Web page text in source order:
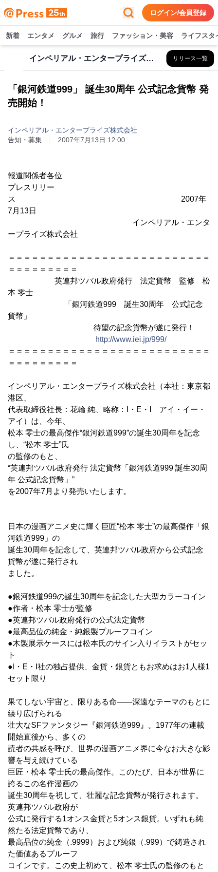
ログイン/会員登録
新着 エンタメ グルメ 旅行 ファッション・美容 ライフスタ
インペリアル・エンタープライズ株式会社 リリース一覧
「銀河鉄道999」 誕生30周年 公式記念貨幣 発
売開始！
インペリアル・エンタープライズ株式会社
告知・募集
2007年7月13日 12:00
報道関係者各位
プレスリリー
ス 2007年
7月13日
インペリアル・エンタ
ープライズ株式会社
＝＝＝＝＝＝＝＝＝＝＝＝＝＝＝＝＝＝＝＝＝＝＝＝＝＝
＝＝＝＝＝＝＝＝＝
英連邦ツバル政府発行 法定貨幣 監修 松
本 零士
「銀河鉄道999 誕生30周年 公式記念
貨幣」
待望の記念貨幣が遂に発行！
http://www.iei.jp/999/
＝＝＝＝＝＝＝＝＝＝＝＝＝＝＝＝＝＝＝＝＝＝＝＝＝＝
＝＝＝＝＝＝＝＝＝
インペリアル・エンタープライズ株式会社（本社：東京都
港区、
代表取締役社長：花輪 純、略称：I・E・I アイ・イー・
アイ）は、今年、
松本 零士の最高傑作“銀河鉄道999”の誕生30周年を記念
し、“松本 零士”氏
の監修のもと、
“英連邦ツバル政府発行 法定貨幣「銀河鉄道999 誕生30周
年 公式記念貨幣」”
を2007年7月より発売いたします。
日本の漫画アニメ史に輝く巨匠“松本 零士”の最高傑作「銀
河鉄道999」の
誕生30周年を記念して、英連邦ツバル政府から公式記念
貨幣が遂に発行され
ました。
●銀河鉄道999の誕生30周年を記念した大型カラーコイン
●作者・松本 零士が監修
●英連邦ツバル政府発行の公式法定貨幣
●最高品位の純金・純銀製プルーフコイン
●木製展示ケースには松本氏のサイン入りイラストがセッ
ト
●I・E・I社の独占提供、金貨・銀貨ともお求めはお1人様1
セット限り
果てしない宇宙と、限りある命――深遠なテーマのもとに
繰り広げられる
壮大なSFファンタジー『銀河鉄道999』。1977年の連載
開始直後から、多くの
読者の共感を呼び、世界の漫画アニメ界に今なお大きな影
響を与え続けている
巨匠・松本 零士氏の最高傑作。このたび、日本が世界に
誇るこの名作漫画の
誕生30周年を祝して、壮麗な記念貨幣が発行されます。
英連邦ツバル政府が
公式に発行する1オンス金貨と5オンス銀貨。いずれも純
然たる法定貨幣であり、
最高品位の純金（.9999）および純銀（.999）で鋳造され
た価値あるプルーフ
コインです。この史上初めて、松本 零士氏の監修のもと